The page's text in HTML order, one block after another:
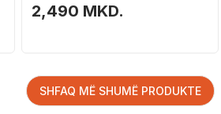
2,490 MKD.
SHFAQ MË SHUMË PRODUKTE